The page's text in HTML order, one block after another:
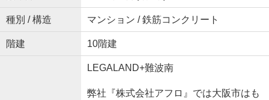
種別 / 構造 マンション / 鉄筋コンクリート
階建 10階建
LEGALAND+難波南
弊社『株式会社アフロ』では大阪市はも